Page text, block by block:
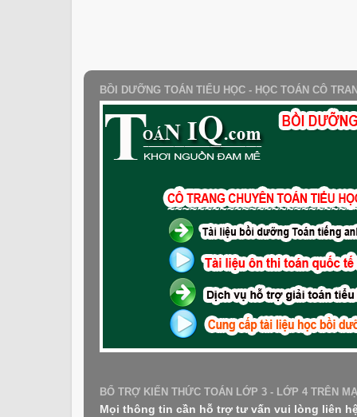
BỒI DƯỠNG TOÁN TIỂU HỌC - HỌC TOÁN CÔ
BỔ TRỢ KIẾN THỨC TOÁN LỚP 3 - LỚP 4 TRÊN
Mọi thông tin cần hỗ trợ tư vấn vui lòng liên